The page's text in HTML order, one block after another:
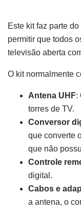
Este kit faz parte
permitir que todos
televisão aberta
O kit normalmente
Antena UHF:
torres de TV.
Conversor
que converte
que não
Controle
digital.
Cabos e
a antena, o